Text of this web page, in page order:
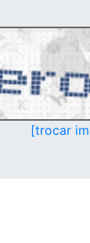
[trocar